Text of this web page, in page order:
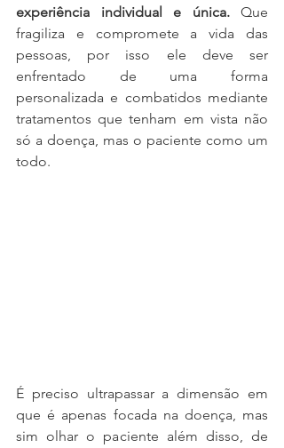
experiência individual e única. Que
fragiliza e compromete a vida das
pessoas, por isso ele deve ser
enfrentado de uma forma
personalizada e combatidos mediante
tratamentos que tenham em vista não
só a doença, mas o paciente como um
todo.
É preciso ultrapassar a dimensão em
que é apenas focada na doença, mas
sim olhar o paciente além disso, de